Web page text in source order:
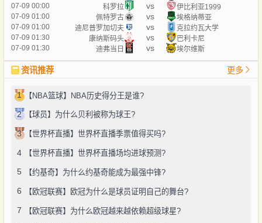
07-09 00:00
科罗拉 vs
伊比利亚1999
07-09 01:00
佩特罗古 vs
埃格纳蒂亚
07-09 01:00
迪尼普罗加切夫 vs
克拉约瓦大学
07-09 01:30
康纳斯码头 vs
巴利卡尼
07-09 01:30
迪弗当日 vs 埃尔维斯
资讯推荐 更多
1 【NBA篮球】NBA历史得分王是谁?
2 【球员】为什么贝利被称为球王?
3 【世界杯直播】世界杯直播季票值得买吗?
4 【世界杯直播】世界杯直播场均进球预测?
5 【约基奇】为什么约基奇能成为最强中锋?
6 【欧冠联赛】欧冠为什么是球员证明自己的舞台?
7 【欧冠联赛】为什么欧冠越来越依赖超级球星?